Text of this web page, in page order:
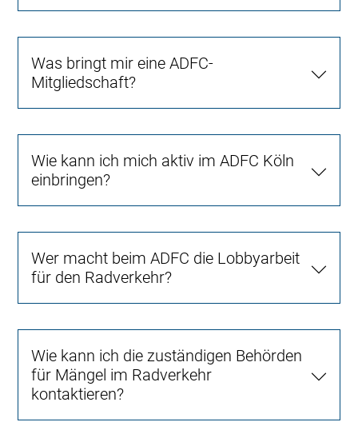
Was bringt mir eine ADFC-
Mitgliedschaft?
Wie kann ich mich aktiv im ADFC Köln
einbringen?
Wer macht beim ADFC die Lobbyarbeit
für den Radverkehr?
Wie kann ich die zuständigen Behörden
für Mängel im Radverkehr
kontaktieren?